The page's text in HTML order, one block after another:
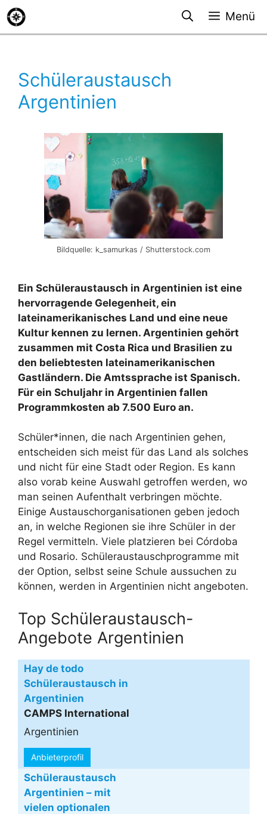
Zum
Inhalt
springen
Menü
Schüleraustausch
Argentinien
Bildquelle: k_samurkas / Shutterstock.com
Ein Schüleraustausch in Argentinien ist eine
hervorragende Gelegenheit, ein
lateinamerikanisches Land und eine neue
Kultur kennen zu lernen. Argentinien gehört
zusammen mit Costa Rica und Brasilien zu
den beliebtesten lateinamerikanischen
Gastländern. Die Amtssprache ist Spanisch.
Für ein Schuljahr in Argentinien fallen
Programmkosten ab 7.500 Euro an.
Schüler*innen, die nach Argentinien gehen,
entscheiden sich meist für das Land als solches
und nicht für eine Stadt oder Region. Es kann
also vorab keine Auswahl getroffen werden, wo
man seinen Aufenthalt verbringen möchte.
Einige Austauschorganisationen geben jedoch
an, in welche Regionen sie ihre Schüler in der
Regel vermitteln. Viele platzieren bei Córdoba
und Rosario. Schüleraustauschprogramme mit
der Option, selbst seine Schule aussuchen zu
können, werden in Argentinien nicht angeboten.
Top Schüleraustausch-
Angebote Argentinien
Hay de todo
Schüleraustausch in
Argentinien
CAMPS International
Argentinien
Anbieterprofil
Schüleraustausch
Argentinien – mit
vielen optionalen